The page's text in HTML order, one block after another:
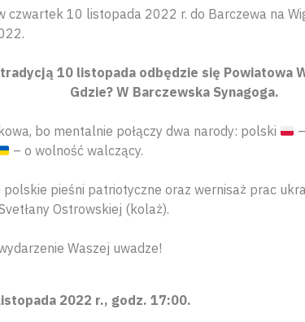
czwartek 10 listopada 2022 r. do Barczewa na
10 listopada odbędzie się Powiatowa
Gdzie? W Barczewska Synagoga.
bo mentalnie połączy dwa narody: polski
– o wolność walczący.
polskie pieśni patriotyczne oraz wernisaż prac
Ostrowskiej (kolaż).
Waszej uwadze!
2022 r., godz. 17:00.